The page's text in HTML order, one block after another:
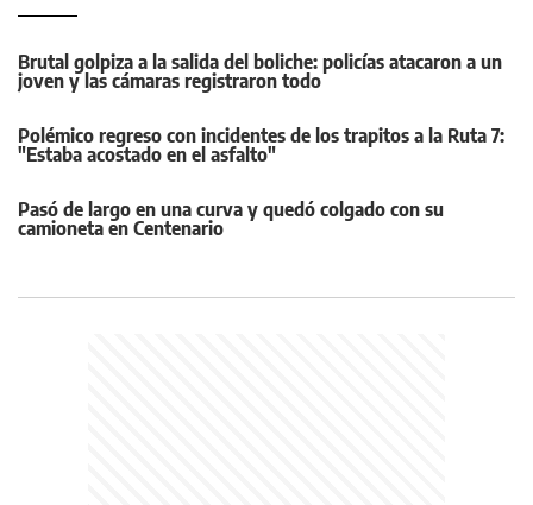
Brutal golpiza a la salida del boliche: policías atacaron a un
joven y las cámaras registraron todo
Polémico regreso con incidentes de los trapitos a la Ruta 7:
"Estaba acostado en el asfalto"
Pasó de largo en una curva y quedó colgado con su
camioneta en Centenario